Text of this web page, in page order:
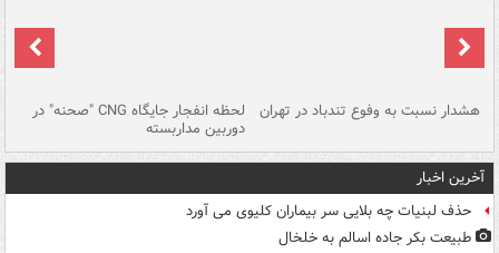
هشدار نسبت به وفوع تندباد در تهران لحظه انفجار جایگاه CNG "صحنه" در
دوربین مداربسته
آخرین اخبار
حذف لبنیات چه بلایی سر بیماران کلیوی می آورد
طبیعت بکر جاده اسالم به خلخال